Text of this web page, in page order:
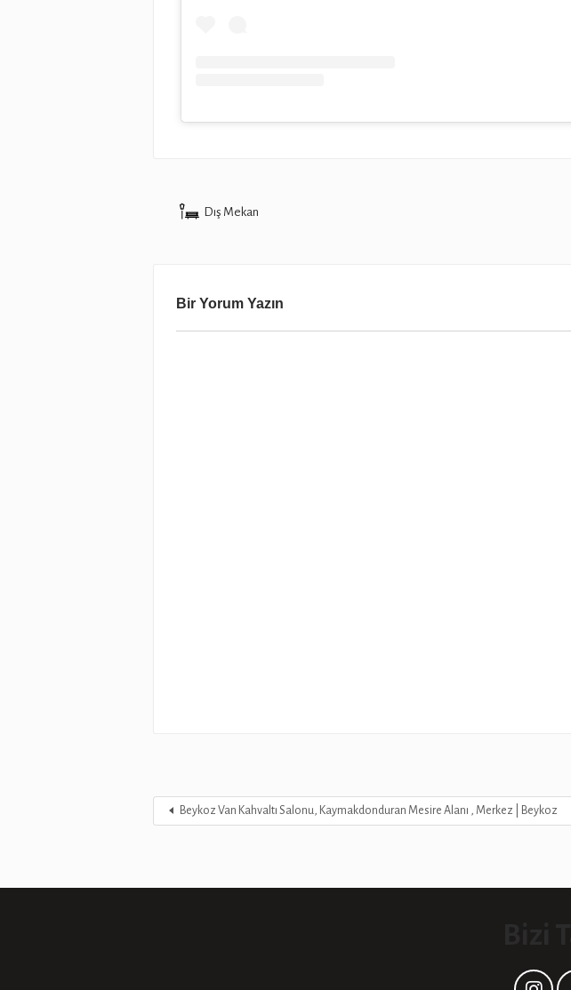
Dış Mekan
Bir Yorum Yazın
Beykoz Van Kahvaltı Salonu, Kaymakdonduran Mesire Alanı , Merkez | Beykoz